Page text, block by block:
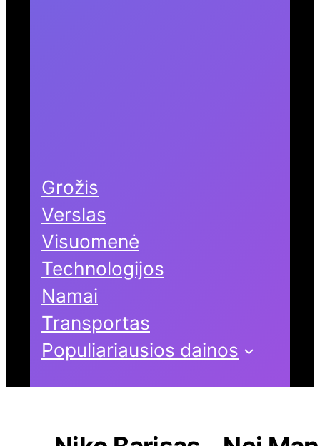
Grožis
Verslas
Visuomenė
Technologijos
Namai
Transportas
Populiariausios dainos